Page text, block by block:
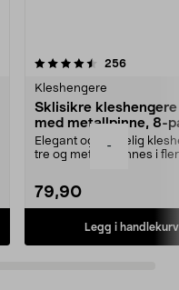
-
256
Kleshengere
Sklisikre
med metallpinne, 8-
Elegant og skikkelig
tre og metall – finnes i
79,90
Legg i handlekurv
4.5av 5 stjerner